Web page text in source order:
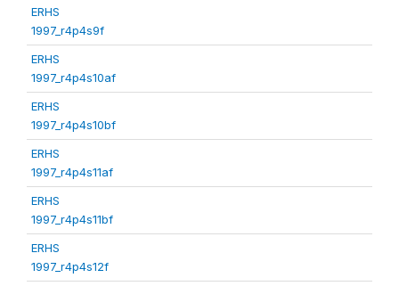
ERHS
1997_r4p4s9f
ERHS
1997_r4p4s10af
ERHS
1997_r4p4s10bf
ERHS
1997_r4p4s11af
ERHS
1997_r4p4s11bf
ERHS
1997_r4p4s12f